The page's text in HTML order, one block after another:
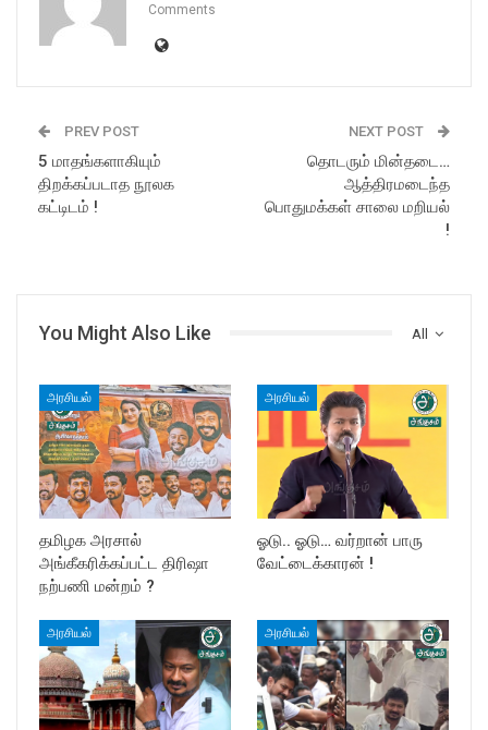
Comments
PREV POST
5 மாதங்களாகியும்
திறக்கப்படாத நூலக
கட்டிடம் !
NEXT POST
தொடரும் மின்தடை…
ஆத்திரமடைந்த
பொதுமக்கள் சாலை மறியல்
!
All
You Might Also Like
அரசியல்
தமிழக அரசால்
அங்கீகரிக்கப்பட்ட திரிஷா
நற்பணி மன்றம் ?
அரசியல்
ஓடு.. ஓடு… வர்றான் பாரு
வேட்டைக்காரன் !
அரசியல் அரசியல்